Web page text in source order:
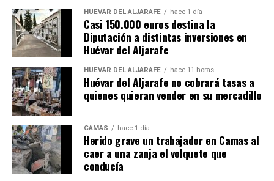
HUÉVAR DEL ALJARAFE hace 1 día
Casi 150.000 euros destina la
Diputación a distintas inversiones en
Huévar del Aljarafe
HUÉVAR DEL ALJARAFE hace 11 horas
Huévar del Aljarafe no cobrará tasas a
quienes quieran vender en su mercadillo
CAMAS hace 1 día
Herido grave un trabajador en Camas al
caer a una zanja el volquete que
conducía